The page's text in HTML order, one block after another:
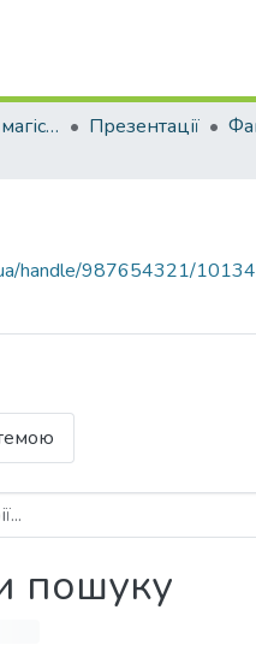
Атестаційні роботи магістрів Презентації
handle/987654321/10134
пошуку